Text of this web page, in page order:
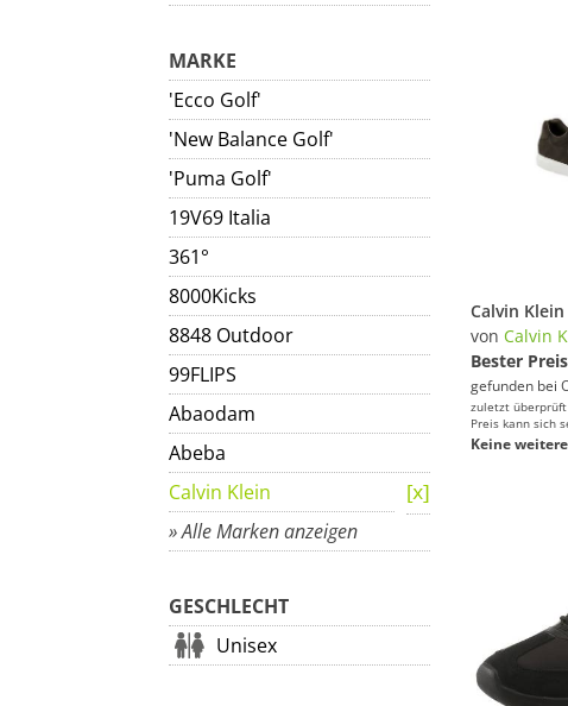
MARKE
'Ecco Golf'
'New Balance Golf'
'Puma Golf'
19V69 Italia
361°
8000Kicks
8848 Outdoor
99FLIPS
Abaodam
Abeba
Calvin Klein
» Alle Marken anzeigen
GESCHLECHT
Unisex
von Calvin
Bester Preis
gefunden bei
zuletzt
Preis kann sich
Keine